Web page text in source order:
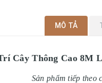
MÔ TẢ
Cây Thông Cao 8M
Sản phẩm tiếp theo